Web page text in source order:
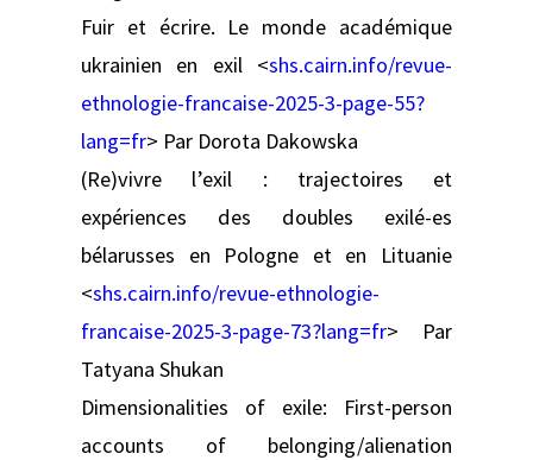
Fuir et écrire. Le monde académique
ukrainien en exil <shs.cairn.info/revue-
ethnologie-francaise-2025-3-page-55?
lang=fr> Par Dorota Dakowska
(Re)vivre l’exil : trajectoires et
expériences des doubles exilé-es
bélarusses en Pologne et en Lituanie
<shs.cairn.info/revue-ethnologie-
francaise-2025-3-page-73?lang=fr> Par
Tatyana Shukan
Dimensionalities of exile: First-person
accounts of belonging/alienation